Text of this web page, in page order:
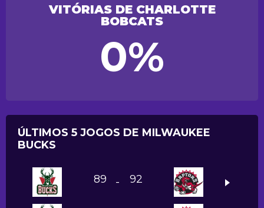
VITÓRIAS DE CHARLOTTE
BOBCATS
0%
ÚLTIMOS 5 JOGOS DE MILWAUKEE
BUCKS
89 - 92